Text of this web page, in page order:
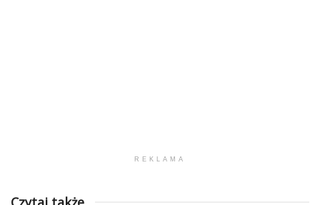
REKLAMA